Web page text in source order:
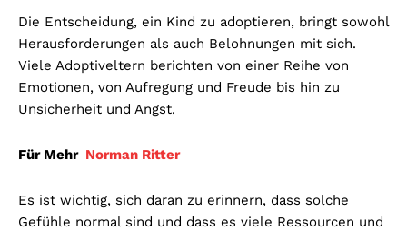
Die Entscheidung, ein Kind zu adoptieren, bringt sowohl
Herausforderungen als auch Belohnungen mit sich.
Viele Adoptiveltern berichten von einer Reihe von
Emotionen, von Aufregung und Freude bis hin zu
Unsicherheit und Angst.
Für Mehr Norman Ritter
Es ist wichtig, sich daran zu erinnern, dass solche
Gefühle normal sind und dass es viele Ressourcen und